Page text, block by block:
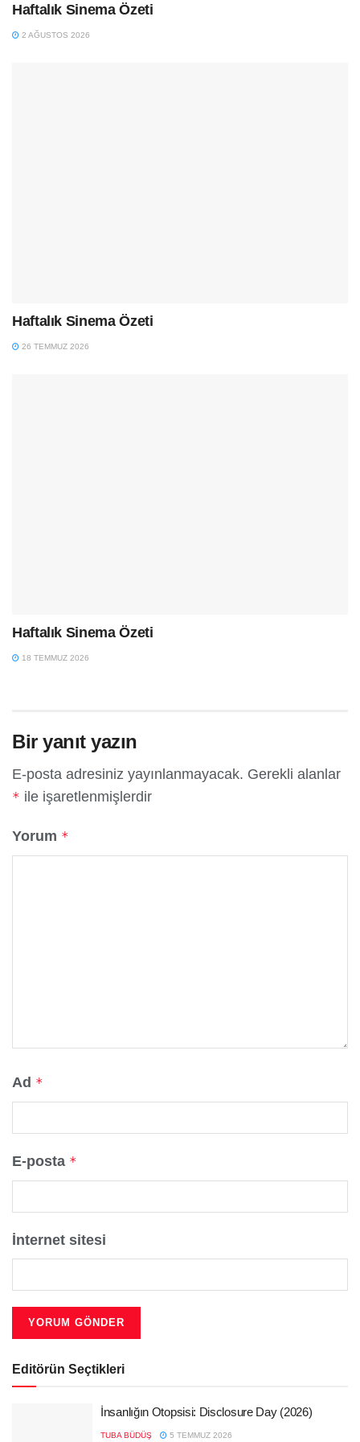
Haftalık Sinema Özeti
2 AĞUSTOS 2026
Haftalık Sinema Özeti
26 TEMMUZ 2026
Haftalık Sinema Özeti
18 TEMMUZ 2026
Bir yanıt yazın
E-posta adresiniz yayınlanmayacak. Gerekli alanlar
* ile işaretlenmişlerdir
Yorum *
Ad *
E-posta *
İnternet sitesi
Editörün Seçtikleri
İnsanlığın Otopsisi: Disclosure Day (2026)
TUBA BÜDÜŞ 5 TEMMUZ 2026